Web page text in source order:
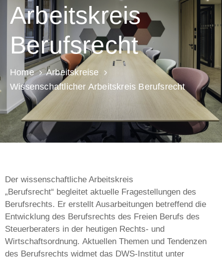
ÜBER
UNS
Arbeitskreis
Berufsrecht
Home
Arbeitskreise
Wissenschaftlicher Arbeitskreis Berufsrecht
Der wissenschaftliche Arbeitskreis
„Berufsrecht“ begleitet aktuelle Fragestellungen des
Berufsrechts. Er erstellt Ausarbeitungen betreffend die
Entwicklung des Berufsrechts des Freien Berufs des
Steuerberaters in der heutigen Rechts- und
Wirtschaftsordnung. Aktuellen Themen und Tendenzen
des Berufsrechts widmet das DWS-Institut unter